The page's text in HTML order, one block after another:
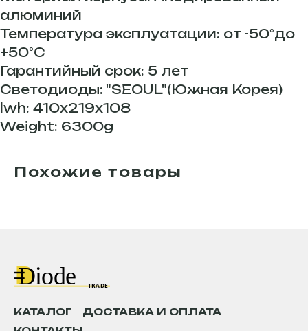
алюминий
Температура эксплуатации: от -50°до
+50°С
Гарантийный срок: 5 лет
Светодиоды: "SEOUL"(Южная Корея)
lwh: 410x219x108
Weight: 6300g
Похожие товары
КАТАЛОГ
ДОСТАВКА И ОПЛАТА